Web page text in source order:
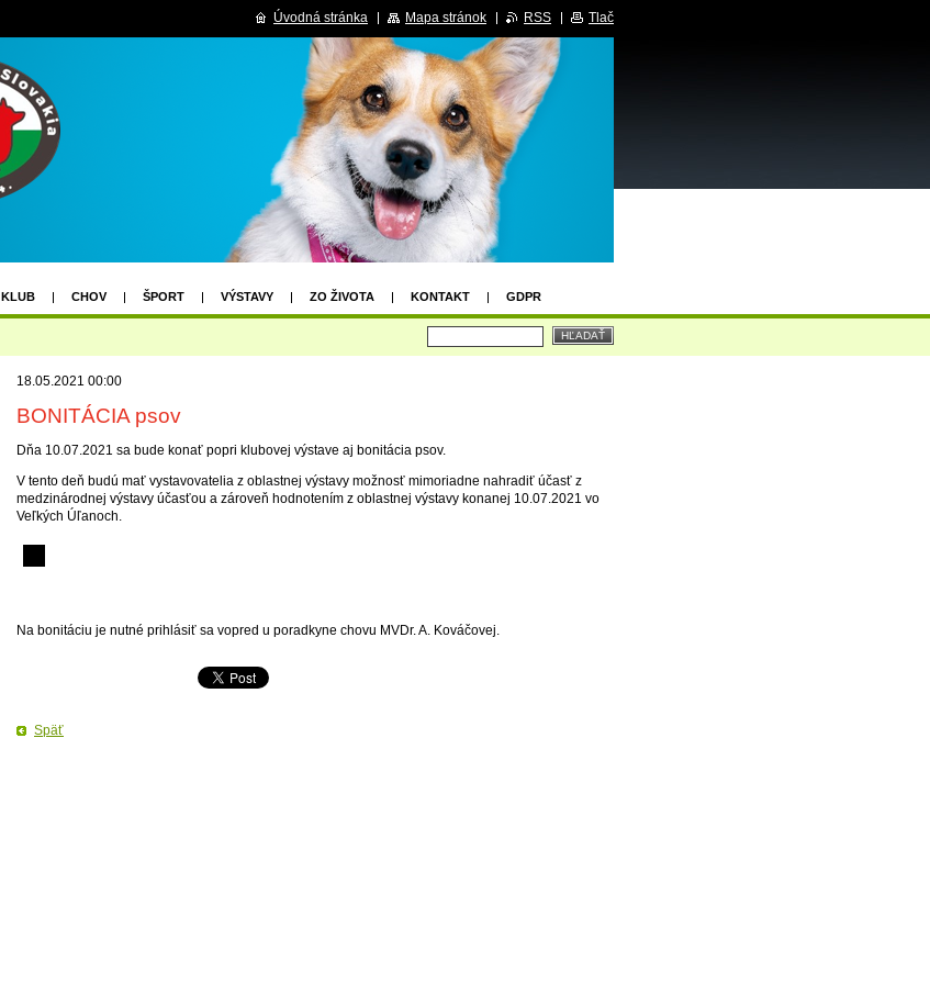
KLUB CHOV ŠPORT VÝSTAVY ZO ŽIVOTA KONTAKT GDPR
18.05.2021 00:00
BONITÁCIA psov
Dňa 10.07.2021 sa bude konať popri klubovej výstave aj bonitácia psov.
V tento deň budú mať vystavovatelia z oblastnej výstavy možnosť mimoriadne nahradiť účasť z
medzinárodnej výstavy účasťou a zároveň hodnotením z oblastnej výstavy konanej 10.07.2021 vo
Veľkých Úľanoch.
Na bonitáciu je nutné prihlásiť sa vopred u poradkyne chovu MVDr. A. Kováčovej.
Späť
Úvodná stránka Mapa stránok RSS Tlač